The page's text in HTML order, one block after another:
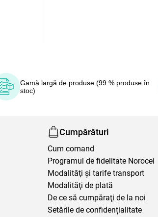
Gamă largă de produse (99 % produse în
stoc)
Cumpărături
Cum comand
Programul de fidelitate Norocei
Modalităţi şi tarife transport
Modalităţi de plată
De ce să cumpăraţi de la noi
Setările de confidențialitate